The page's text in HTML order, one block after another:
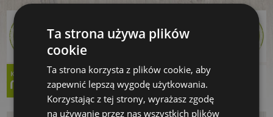
Ta strona używa plików
cookie
Ta strona korzysta z plików cookie, aby
zapewnić lepszą wygodę użytkowania.
Korzystając z tej strony, wyrażasz zgodę
na używanie przez nas wszystkich plików